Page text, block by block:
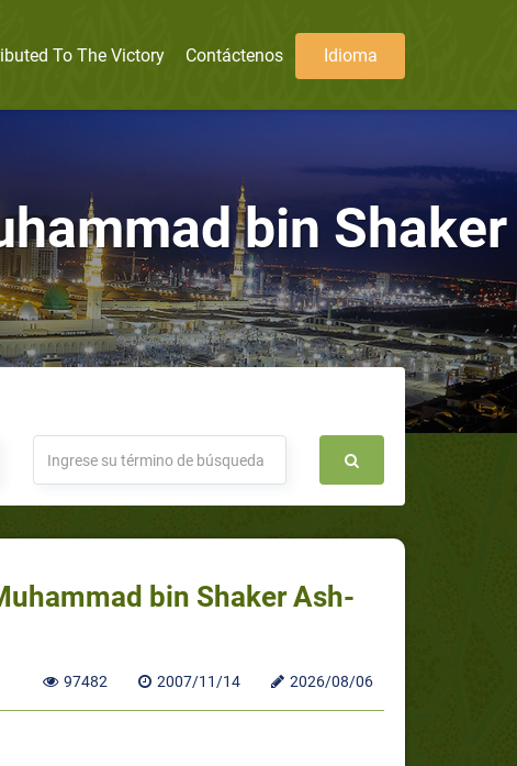
To The Victory Contáctenos Idioma
bin Shaker
bin Shaker Ash-
97482 2007/11/14 2026/08/06